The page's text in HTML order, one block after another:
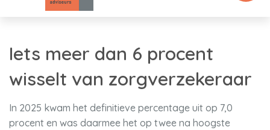
Iets meer dan 6 procent
wisselt van zorgverzekeraar
In 2025 kwam het definitieve percentage uit op 7,0
procent en was daarmee het op twee na hoogste